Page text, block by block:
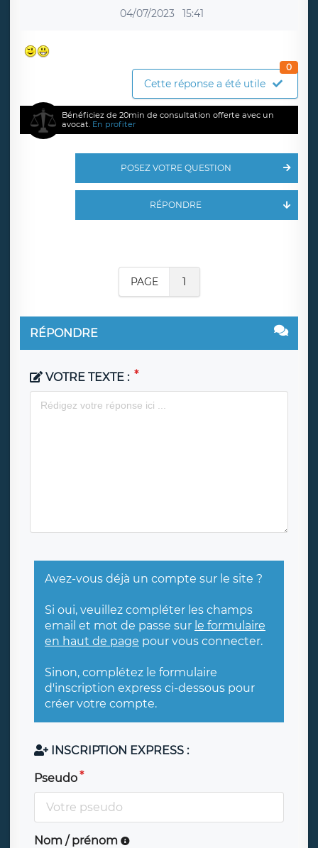
04/07/2023 15:41
Cette réponse a été utile
0
Bénéficiez de 20min de consultation offerte avec un
avocat. En profiter
POSEZ VOTRE QUESTION
RÉPONDRE
PAGE 1
RÉPONDRE
VOTRE TEXTE :
Avez-vous déjà un compte sur le site ?
Si oui, veuillez compléter les champs
email et mot de passe sur le formulaire
en haut de page pour vous connecter.
Sinon, complétez le formulaire
d'inscription express ci-dessous pour
créer votre compte.
INSCRIPTION EXPRESS :
Pseudo
Nom / prénom